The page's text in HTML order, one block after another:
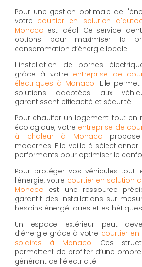
Pour une gestion optimale de
votre courtier en solution
Monaco est idéal. Ce service
options pour maximiser la
consommation d’énergie locale.
L'installation de bornes
grâce à votre entreprise de
électriques à Monaco. Elle
solutions adaptées aux
garantissant efficacité et sécurité.
Pour chauffer un logement tout en
écologique, votre entreprise de
à chaleur à Monaco
modernes. Elle veille à
performants pour optimiser le
Pour protéger vos véhicules tout
l'énergie, votre courtier en solution
Monaco est une ressource
garantit des installations sur
besoins énergétiques et
Un espace extérieur peut
d’énergie grâce à votre courtier
solaires à Monaco. Ces
permettent de profiter d’une
générant de l’électricité.